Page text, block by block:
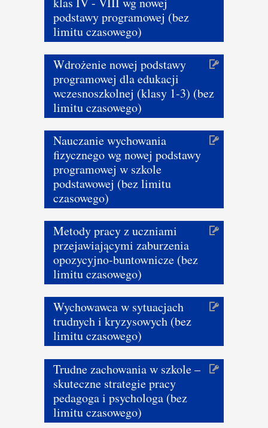
podstawy programowej (bez
limitu czasowego)
Wdrożenie nowej podstawy
programowej dla edukacji
wczesnoszkolnej (klasy 1-3) (bez
limitu czasowego)
Nauczanie wychowania
fizycznego wg nowej podstawy
programowej w szkole
podstawowej (bez limitu
czasowego)
Metody pracy z uczniami
przejawiającymi zaburzenia
opozycyjno-buntownicze (bez
limitu czasowego)
Wychowawca w sytuacjach
trudnych i kryzysowych (bez
limitu czasowego)
Trudne zachowania w szkole –
skuteczne strategie pracy
pedagoga i psychologa (bez
limitu czasowego)